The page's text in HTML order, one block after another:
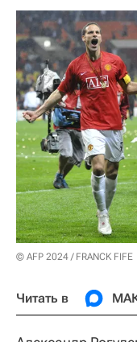
© AFP 2024 / FRANCK FIFE
Читать в